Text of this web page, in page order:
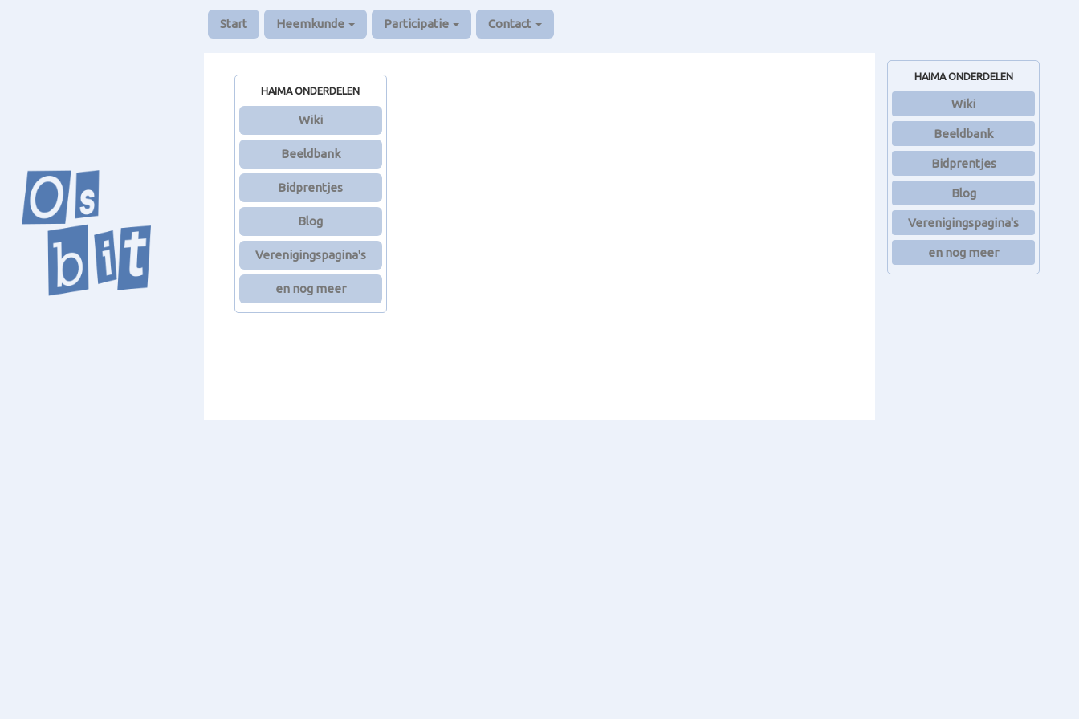
Start Heemkunde Participatie Contact
HAIMA ONDERDELEN
Wiki
Beeldbank
Bidprentjes
Blog
Verenigingspagina's
en nog meer
HAIMA ONDERDELEN
Wiki
Beeldbank
Bidprentjes
Blog
Verenigingspagina's
en nog meer